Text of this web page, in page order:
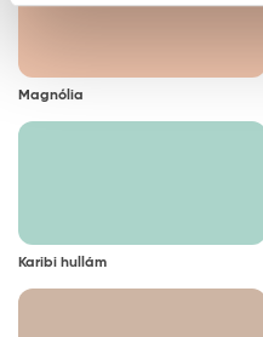
Magnólia
Karibi hullám